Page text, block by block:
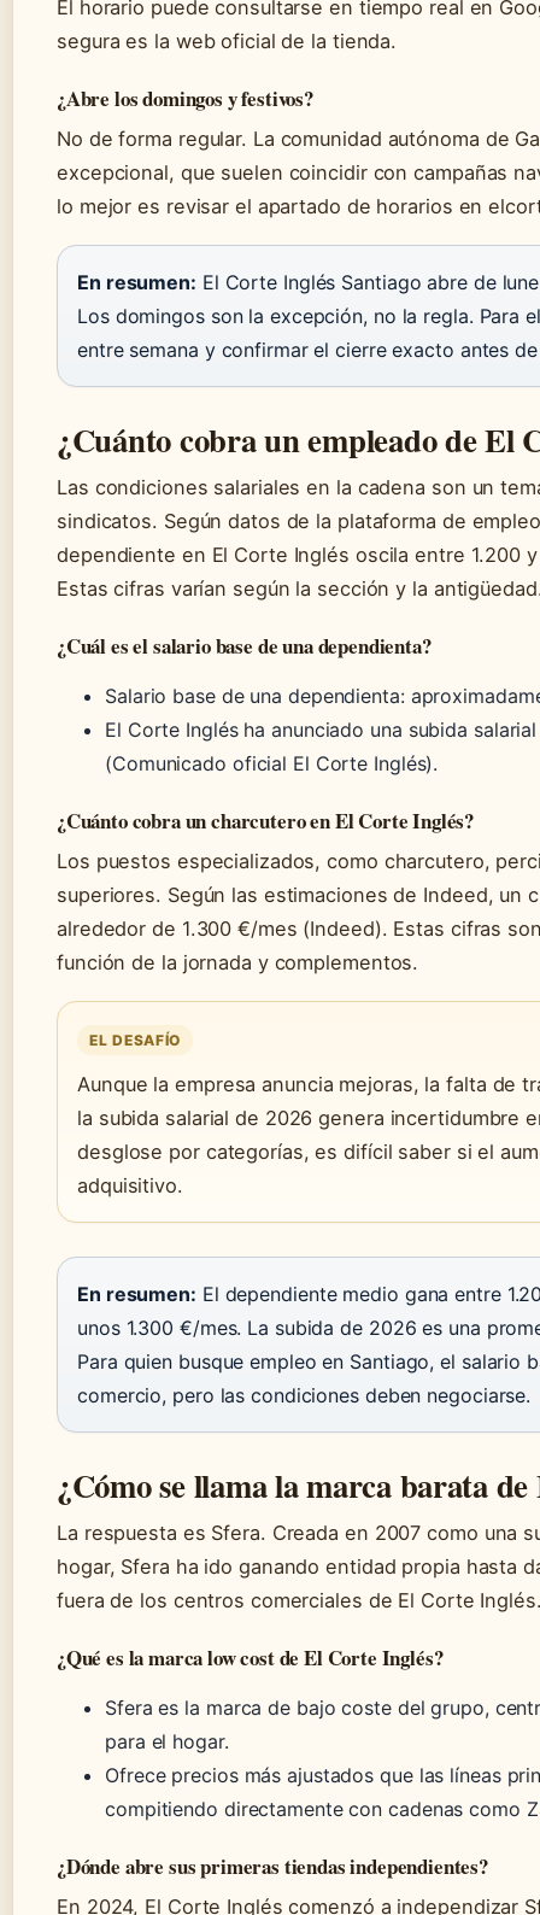
El horario puede consultarse en tiempo real en
segura es la web oficial de la tienda.
¿Abre los domingos y festivos?
No de forma regular. La comunidad autónoma de
excepcional, que suelen coincidir con campañas
lo mejor es revisar el apartado de horarios en
En resumen: El Corte Inglés Santiago abre de
Los domingos son la excepción, no la regla. Para
entre semana y confirmar el cierre exacto antes de
¿Cuánto cobra un empleado de El
Las condiciones salariales en la cadena son un
sindicatos. Según datos de la plataforma de
dependiente en El Corte Inglés oscila entre 1.200
Estas cifras varían según la sección y la
¿Cuál es el salario base de una dependienta?
Salario base de una dependienta:
El Corte Inglés ha anunciado una subida
(Comunicado oficial El Corte Inglés).
¿Cuánto cobra un charcutero en El Corte Inglés?
Los puestos especializados, como charcutero,
superiores. Según las estimaciones de Indeed, un
alrededor de 1.300 €/mes (Indeed). Estas cifras
función de la jornada y complementos.
EL DESAFÍO
Aunque la empresa anuncia mejoras, la falta de
la subida salarial de 2026 genera incertidumbre
desglose por categorías, es difícil saber si el
adquisitivo.
En resumen: El dependiente medio gana entre
unos 1.300 €/mes. La subida de 2026 es una
Para quien busque empleo en Santiago, el salario
comercio, pero las condiciones deben negociarse.
¿Cómo se llama la marca barata
La respuesta es Sfera. Creada en 2007 como una
hogar, Sfera ha ido ganando entidad propia hasta
fuera de los centros comerciales de El Corte
¿Qué es la marca low cost de El Corte Inglés?
Sfera es la marca de bajo coste del grupo,
para el hogar.
Ofrece precios más ajustados que las líneas
compitiendo directamente con cadenas como
¿Dónde abre sus primeras tiendas independientes?
En 2024, El Corte Inglés comenzó a independizar